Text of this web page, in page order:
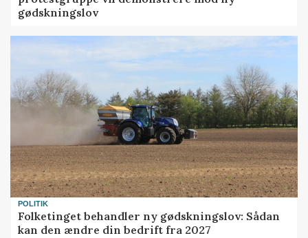
gødskningslov
POLITIK
Folketinget behandler ny gødskningslov: Sådan
kan den ændre din bedrift fra 2027